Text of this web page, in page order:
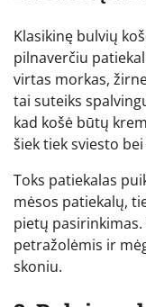
Klasikinę bulvių
pilnaverčiu
virtas morkas,
tai suteiks
kad košė būtų
šiek tiek sviesto
Toks patiekalas
mėsos patiekalų,
pietų
petražolėmis ir
skoniu.